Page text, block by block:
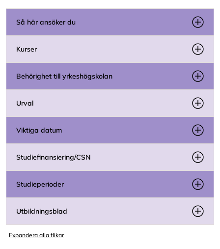
Så här ansöker du
Kurser
Behörighet till yrkeshögskolan
Urval
Viktiga datum
Studiefinansiering/CSN
Studieperioder
Utbildningsblad
Expandera alla flikar